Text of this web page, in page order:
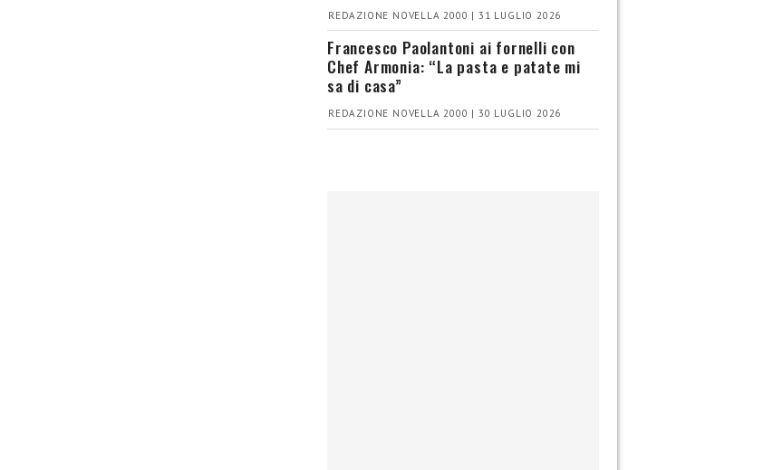
REDAZIONE NOVELLA 2000 | 31 LUGLIO 2026
Francesco Paolantoni ai fornelli con
Chef Armonia: “La pasta e patate mi
sa di casa”
REDAZIONE NOVELLA 2000 | 30 LUGLIO 2026